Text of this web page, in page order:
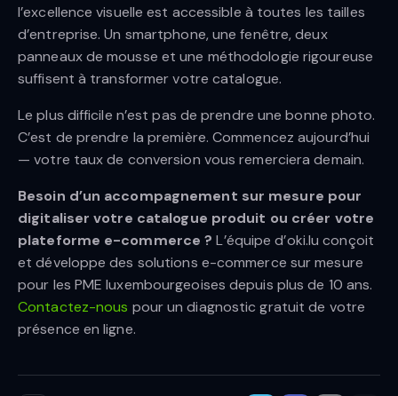
l’excellence visuelle est accessible à toutes les tailles
d’entreprise. Un smartphone, une fenêtre, deux
panneaux de mousse et une méthodologie rigoureuse
suffisent à transformer votre catalogue.
Le plus difficile n’est pas de prendre une bonne photo.
C’est de prendre la première. Commencez aujourd’hui
— votre taux de conversion vous remerciera demain.
Besoin d’un accompagnement sur mesure pour
digitaliser votre catalogue produit ou créer votre
plateforme e-commerce ? L’équipe d’oki.lu conçoit
et développe des solutions e-commerce sur mesure
pour les PME luxembourgeoises depuis plus de 10 ans.
Contactez-nous pour un diagnostic gratuit de votre
présence en ligne.